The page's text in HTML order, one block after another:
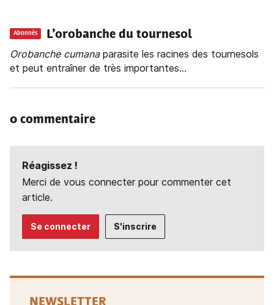
Abonnés
L’orobanche du tournesol
Orobanche cumanaparasite les racines des tournesols
et peut entraîner de très importantes...
0 commentaire
Réagissez !
Merci de vous connecter pour commenter cet
article.
Se connecter S'inscrire